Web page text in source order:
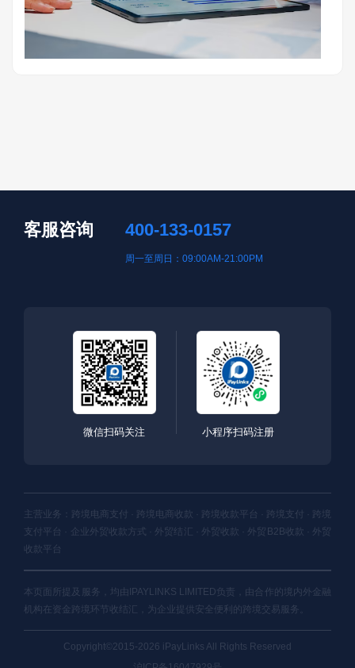
客服咨询 400-133-0157
周一至周日：09:00AM-21:00PM
微信扫码关注 小程序扫码注册
主营业务：跨境电商支付 · 跨境电商收款 · 跨境收款平台 · 跨境支付 · 跨境
支付平台 · 企业外贸收款方式 · 外贸结汇 · 外贸收款 · 外贸B2B收款 · 外贸
收款平台
本页面所提及服务，均由IPAYLINKS LIMITED负责，由合作的境内外金融
机构在资金跨境环节收结汇，为企业提供安全便利的跨境交易服务。
Copyright©2015-2026 iPayLinks All Rights Reserved